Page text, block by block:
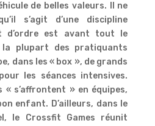
de belles valeurs. Il ne
s’agit d’une discipline
d’ordre est avant tout le
plupart des pratiquants
dans les « box », de grands
les séances intensives.
« s’affrontent » en équipes,
enfant. D’ailleurs, dans le
le Crossfit Games réunit